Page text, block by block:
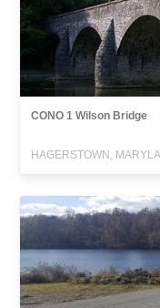
CONO 1 Wilson Bridge
HAGERSTOWN,